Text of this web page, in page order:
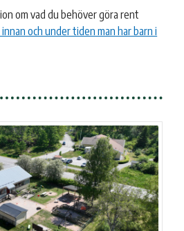
om vad du behöver göra rent
och under tiden man har barn i